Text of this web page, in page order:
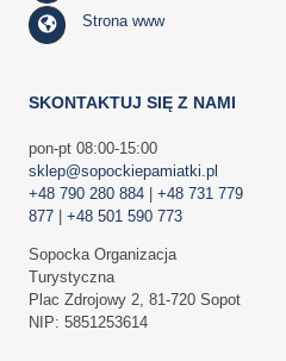
Strona www
SKONTAKTUJ SIĘ Z NAMI
pon-pt 08:00-15:00
sklep@sopockiepamiatki.pl
+48 790 280 884| +48 731 779
877| +48 501 590 773
Sopocka Organizacja
Turystyczna
Plac Zdrojowy 2, 81-720 Sopot
NIP: 5851253614